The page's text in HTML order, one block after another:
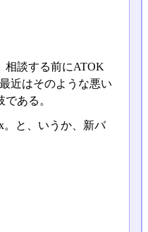
相談する前にATOK
近はそのような悪い
ある。
と、いうか、新バ